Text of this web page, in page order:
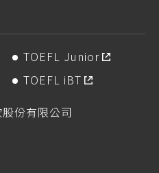
TOEFL Junior
TOEFL iBT
份有限公司